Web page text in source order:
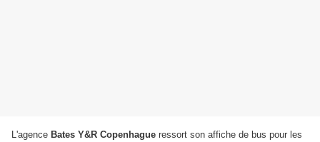
L'agence Bates Y&R Copenhague ressort son affiche de bus pour les